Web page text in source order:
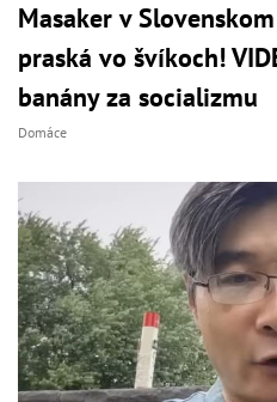
Masaker v
praská vo švíkoch!
banány za socializmu
Domáce